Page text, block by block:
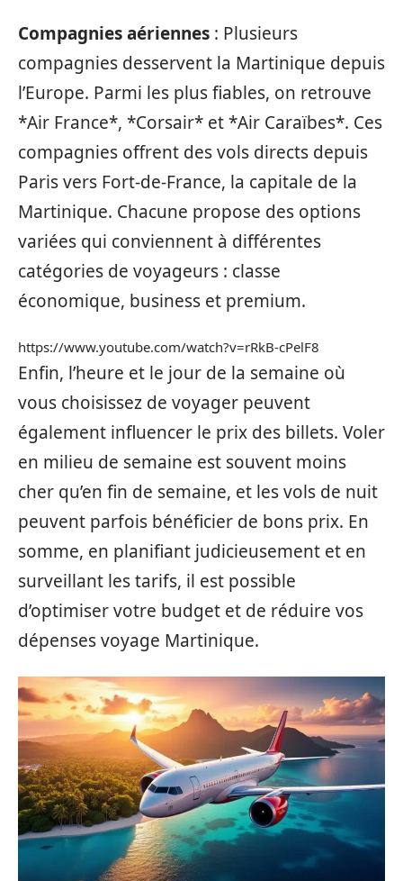
Compagnies aériennes : Plusieurs
compagnies desservent la Martinique depuis
l’Europe. Parmi les plus fiables, on retrouve
*Air France*, *Corsair* et *Air Caraïbes*. Ces
compagnies offrent des vols directs depuis
Paris vers Fort-de-France, la capitale de la
Martinique. Chacune propose des options
variées qui conviennent à différentes
catégories de voyageurs : classe
économique, business et premium.
https://www.youtube.com/watch?v=rRkB-cPelF8
Enfin, l’heure et le jour de la semaine où
vous choisissez de voyager peuvent
également influencer le prix des billets. Voler
en milieu de semaine est souvent moins
cher qu’en fin de semaine, et les vols de nuit
peuvent parfois bénéficier de bons prix. En
somme, en planifiant judicieusement et en
surveillant les tarifs, il est possible
d’optimiser votre budget et de réduire vos
dépenses voyage Martinique.